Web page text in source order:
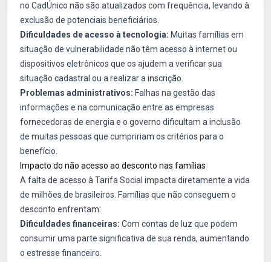
no CadÚnico não são atualizados com frequência, levando à
exclusão de potenciais beneficiários.
Dificuldades de acesso à tecnologia: Muitas famílias em
situação de vulnerabilidade não têm acesso à internet ou
dispositivos eletrônicos que os ajudem a verificar sua
situação cadastral ou a realizar a inscrição.
Problemas administrativos: Falhas na gestão das
informações e na comunicação entre as empresas
fornecedoras de energia e o governo dificultam a inclusão
de muitas pessoas que cumpririam os critérios para o
benefício.
Impacto do não acesso ao desconto nas famílias
A falta de acesso à Tarifa Social impacta diretamente a vida
de milhões de brasileiros. Famílias que não conseguem o
desconto enfrentam:
Dificuldades financeiras: Com contas de luz que podem
consumir uma parte significativa de sua renda, aumentando
o estresse financeiro.